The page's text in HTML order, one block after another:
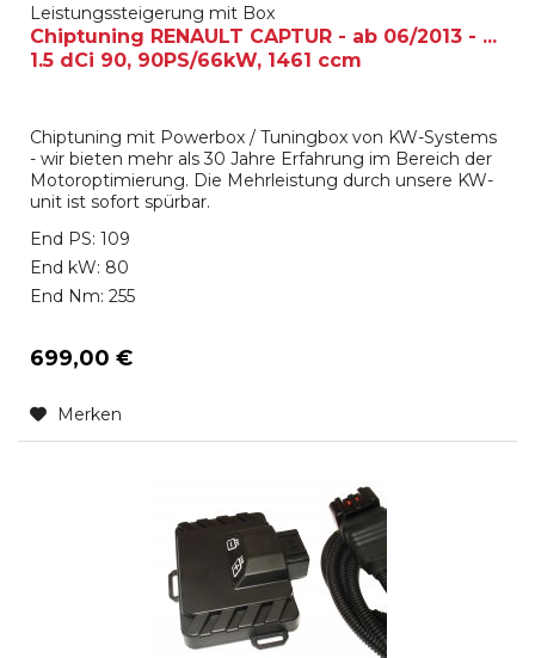
Leistungssteigerung mit Box
Chiptuning RENAULT CAPTUR - ab 06/2013 - ...
1.5 dCi 90, 90PS/66kW, 1461 ccm
Chiptuning mit Powerbox / Tuningbox von KW-Systems
- wir bieten mehr als 30 Jahre Erfahrung im Bereich der
Motoroptimierung. Die Mehrleistung durch unsere KW-
unit ist sofort spürbar.
End PS: 109
End kW: 80
End Nm: 255
699,00 €
Merken